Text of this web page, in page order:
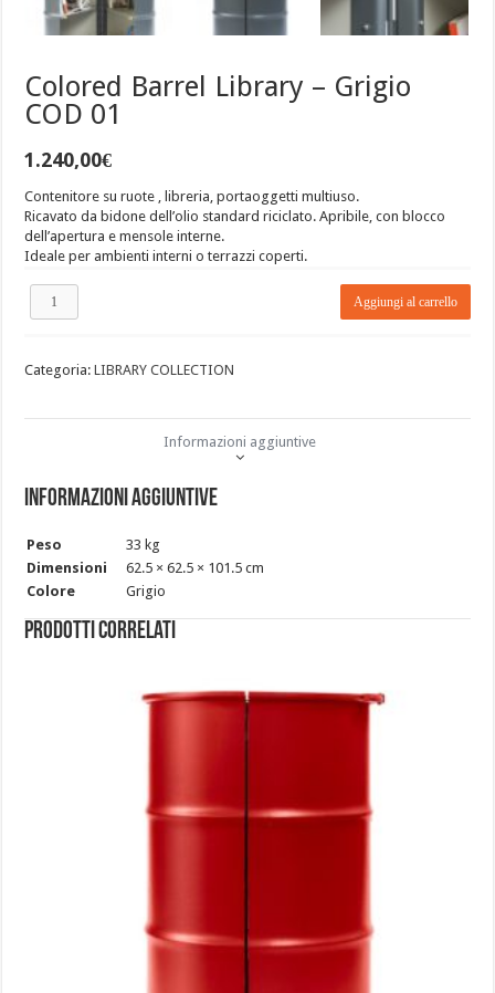
Colored Barrel Library – Grigio
COD 01
1.240,00€
Contenitore su ruote , libreria, portaoggetti multiuso.
Ricavato da bidone dell’olio standard riciclato. Apribile, con blocco
dell’apertura e mensole interne.
Ideale per ambienti interni o terrazzi coperti.
Aggiungi al carrello
Categoria:LIBRARY COLLECTION
Informazioni aggiuntive
Informazioni aggiuntive
Peso
33 kg
Dimensioni
62.5 × 62.5 × 101.5 cm
Colore
Grigio
Prodotti correlati